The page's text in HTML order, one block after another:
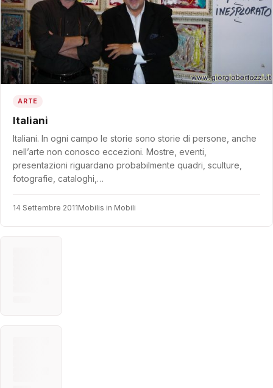
ARTE
Italiani
Italiani. In ogni campo le storie sono storie di persone, anche
nell’arte non conosco eccezioni. Mostre, eventi,
presentazioni riguardano probabilmente quadri, sculture,
fotografie, cataloghi,…
14 Settembre 2011Mobilis in Mobili